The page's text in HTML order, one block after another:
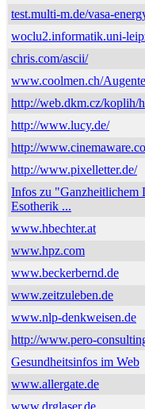
test.multi-m.de/vasa-
woclu2.informatik.uni-
chris.com/ascii/
www.coolmen.ch/
http://web.dkm.cz/koplih/
http://www.lucy.de/
http://
http://www.pixelletter.de/
Infos zu "Ganzheitlichem
Esotherik ...
www.hbechter.at
www.hpz.com
www.beckerbernd.de
www.zeitzuleben.de
www.nlp-denkweisen.de
http://www.pero-
Gesundheitsinfos im Web
www.allergate.de